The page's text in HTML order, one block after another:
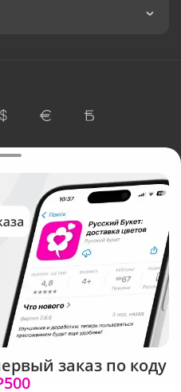
цветов в Астрахани
«Технология»
ул. Ипподромская,
заказ по коду